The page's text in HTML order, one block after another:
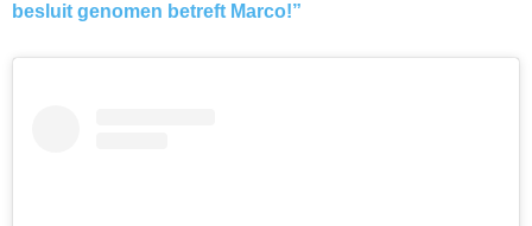
besluit genomen betreft Marco!”